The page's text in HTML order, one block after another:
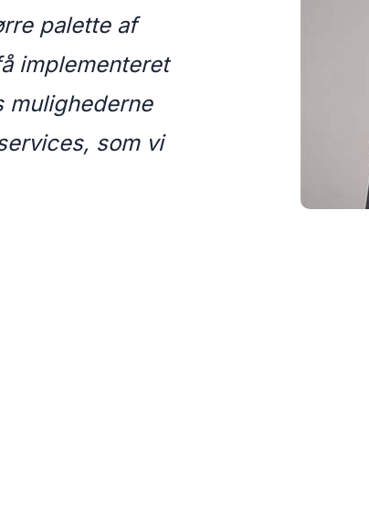
paletteaf
implementeret
mulighederne
som vi